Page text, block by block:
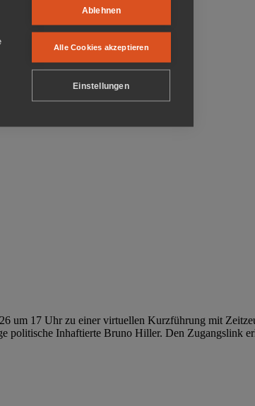
um 17 Uhr zu einer virtuellen Kurzführung mit
politische Inhaftierte Bruno Hiller. Den Zugangslink
Ablehnen
Alle Cookies akzeptieren
Einstellungen